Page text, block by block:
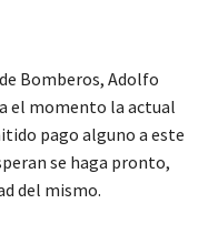
Bomberos, Adolfo
el momento la actual
pago alguno a este
se haga pronto,
del mismo.